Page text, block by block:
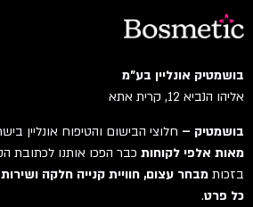
בושמטיק אונליין בע"מ
אליהו הנביא 12, קרית אתא
בושמטיק –חלוצי הבישום והטיפוח אונליין
מאות אלפי לקוחותכבר הפכו אותנו לכתובת
בזכותמבחר עצום, חוויית קנייה חלקה
כל פרט.